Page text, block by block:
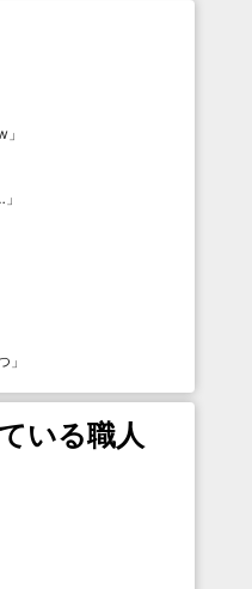
」
」
」
いる職人